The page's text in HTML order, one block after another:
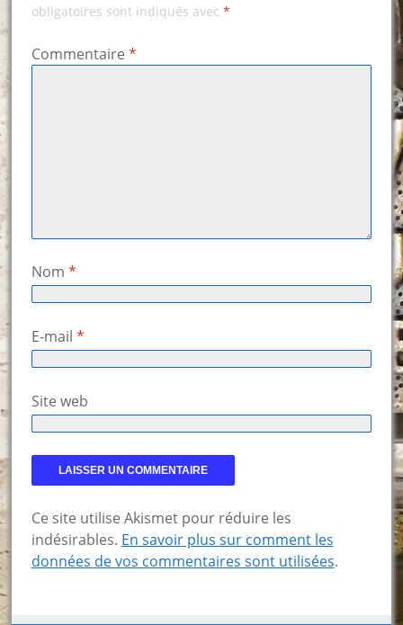
obligatoires sont indiqués avec *
Commentaire *
Nom *
E-mail *
Site web
Ce site utilise Akismet pour réduire les
indésirables. En savoir plus sur comment les
données de vos commentaires sont utilisées.